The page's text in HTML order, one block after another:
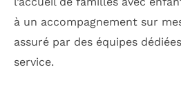
à un accompagnement sur
assuré par des équipes
service.